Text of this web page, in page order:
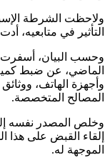
ولاحظت الشرطة
التأثير في متابعيه،
وحسب البيان، أسفرت
الماضي، عن ضبط كمية
وأجهزة الهاتف،
المصالح المتخصصة.
وخلص المصدر نفسه
إلقاء القبض على هذا
الموجهة له.